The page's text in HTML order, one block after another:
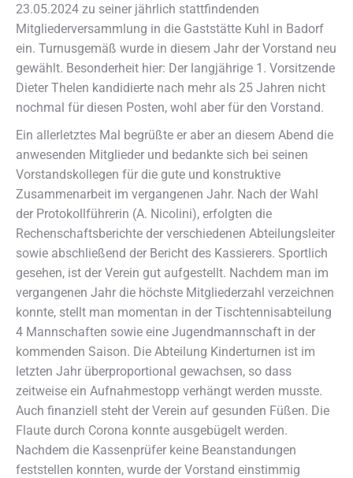
23.05.2024 zu seiner jährlich stattfindenden
Mitgliederversammlung in die Gaststätte Kuhl in Badorf
ein. Turnusgemäß wurde in diesem Jahr der Vorstand neu
gewählt. Besonderheit hier: Der langjährige 1. Vorsitzende
Dieter Thelen kandidierte nach mehr als 25 Jahren nicht
nochmal für diesen Posten, wohl aber für den Vorstand.
Ein allerletztes Mal begrüßte er aber an diesem Abend die
anwesenden Mitglieder und bedankte sich bei seinen
Vorstandskollegen für die gute und konstruktive
Zusammenarbeit im vergangenen Jahr. Nach der Wahl
der Protokollführerin (A. Nicolini), erfolgten die
Rechenschaftsberichte der verschiedenen Abteilungsleiter
sowie abschließend der Bericht des Kassierers. Sportlich
gesehen, ist der Verein gut aufgestellt. Nachdem man im
vergangenen Jahr die höchste Mitgliederzahl verzeichnen
konnte, stellt man momentan in der Tischtennisabteilung
4 Mannschaften sowie eine Jugendmannschaft in der
kommenden Saison. Die Abteilung Kinderturnen ist im
letzten Jahr überproportional gewachsen, so dass
zeitweise ein Aufnahmestopp verhängt werden musste.
Auch finanziell steht der Verein auf gesunden Füßen. Die
Flaute durch Corona konnte ausgebügelt werden.
Nachdem die Kassenprüfer keine Beanstandungen
feststellen konnten, wurde der Vorstand einstimmig